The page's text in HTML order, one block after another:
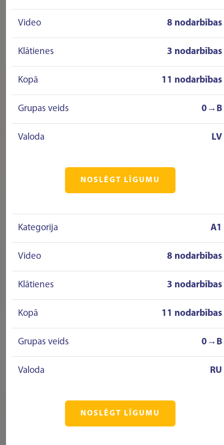
Video 8 nodarbības
Klātienes 3 nodarbības
Kopā 11 nodarbības
Grupas veids 0→B
Valoda LV
NOSLĒGT LĪGUMU
Kategorija A1
Video 8 nodarbības
Klātienes 3 nodarbības
Kopā 11 nodarbības
Grupas veids 0→B
Valoda RU
NOSLĒGT LĪGUMU